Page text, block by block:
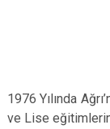
1976 Yılında
ve Lise